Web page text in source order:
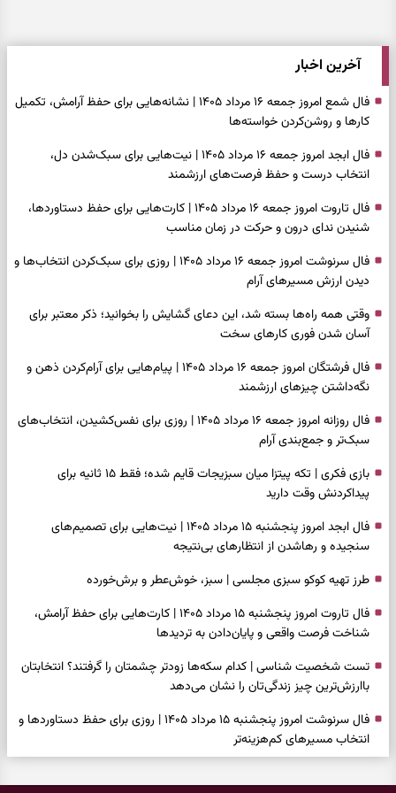
آخرین اخبار
فال شمع امروز جمعه ۱۶ مرداد ۱۴۰۵ | نشانه‌هایی برای حفظ آرامش، تکمیل
کارها و روشن‌کردن خواسته‌ها
فال ابجد امروز جمعه ۱۶ مرداد ۱۴۰۵ | نیت‌هایی برای سبک‌شدن دل،
انتخاب درست و حفظ فرصت‌های ارزشمند
فال تاروت امروز جمعه ۱۶ مرداد ۱۴۰۵ | کارت‌هایی برای حفظ دستاوردها،
شنیدن ندای درون و حرکت در زمان مناسب
فال سرنوشت امروز جمعه ۱۶ مرداد ۱۴۰۵ | روزی برای سبک‌کردن انتخاب‌ها و
دیدن ارزش مسیرهای آرام
وقتی همه راه‌ها بسته شد، این دعای گشایش را بخوانید؛ ذکر معتبر برای
آسان شدن فوری کارهای سخت
فال فرشتگان امروز جمعه ۱۶ مرداد ۱۴۰۵ | پیام‌هایی برای آرام‌کردن ذهن و
نگه‌داشتن چیزهای ارزشمند
فال روزانه امروز جمعه ۱۶ مرداد ۱۴۰۵ | روزی برای نفس‌کشیدن، انتخاب‌های
سبک‌تر و جمع‌بندی آرام
بازی فکری | تکه پیتزا میان سبزیجات قایم شده؛ فقط ۱۵ ثانیه برای
پیداکردنش وقت دارید
فال ابجد امروز پنجشنبه ۱۵ مرداد ۱۴۰۵ | نیت‌هایی برای تصمیم‌های
سنجیده و رهاشدن از انتظارهای بی‌نتیجه
طرز تهیه کوکو سبزی مجلسی | سبز، خوش‌عطر و برش‌خورده
فال تاروت امروز پنجشنبه ۱۵ مرداد ۱۴۰۵ | کارت‌هایی برای حفظ آرامش،
شناخت فرصت واقعی و پایان‌دادن به تردیدها
تست شخصیت شناسی | کدام سکه‌ها زودتر چشمتان را گرفتند؟ انتخابتان
باارزش‌ترین چیز زندگی‌تان را نشان می‌دهد
فال سرنوشت امروز پنجشنبه ۱۵ مرداد ۱۴۰۵ | روزی برای حفظ دستاوردها و
انتخاب مسیرهای کم‌هزینه‌تر